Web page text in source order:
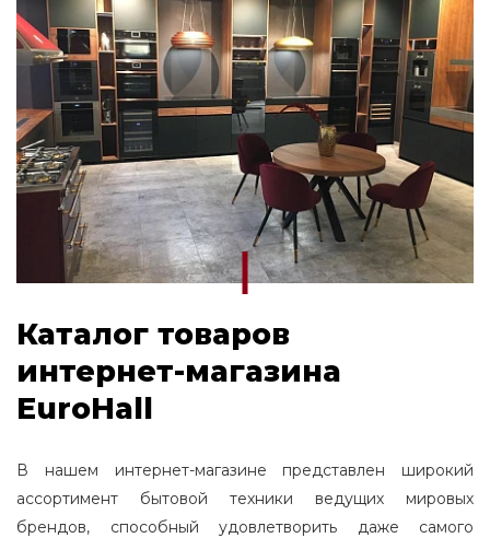
Каталог товаров
интернет-магазина
EuroHall
В нашем интернет-магазине представлен широкий
ассортимент бытовой техники ведущих мировых
брендов, способный удовлетворить даже самого